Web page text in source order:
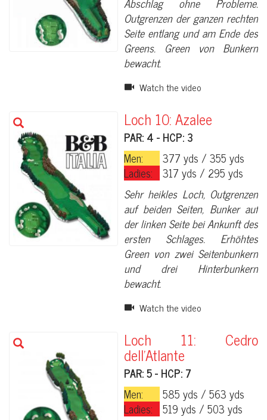
Outgrenzen der ganzen rechten
Seite entlang und am Ende des
Greens. Green von Bunkern
bewacht.
Watch the video
Loch 10: Azalee
PAR: 4 - HCP: 3
Men:
377 yds / 355 yds
Ladies: 317 yds / 295 yds
Sehr heikles Loch, Outgrenzen
auf beiden Seiten, Bunker auf
der linken Seite bei Ankunft des
ersten Schlages. Erhöhtes
Green von zwei Seitenbunkern
und drei Hinterbunkern
bewacht.
Watch the video
Loch 11: Cedro
dell'Atlante
PAR: 5 - HCP: 7
Men:
585 yds / 563 yds
Ladies: 519 yds / 503 yds